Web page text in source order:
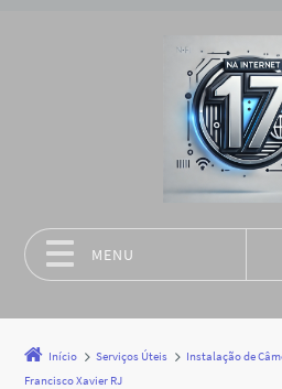
MENU
Início Serviços Úteis
Instalação de
Francisco Xavier RJ